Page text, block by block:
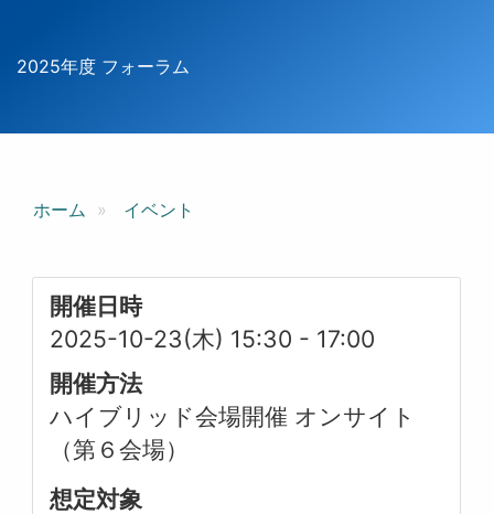
2025年度 フォーラム
ホーム イベント
開催日時
2025-10-23(木) 15:30 - 17:00
開催方法
ハイブリッド会場開催 オンサイト
（第６会場）
想定対象